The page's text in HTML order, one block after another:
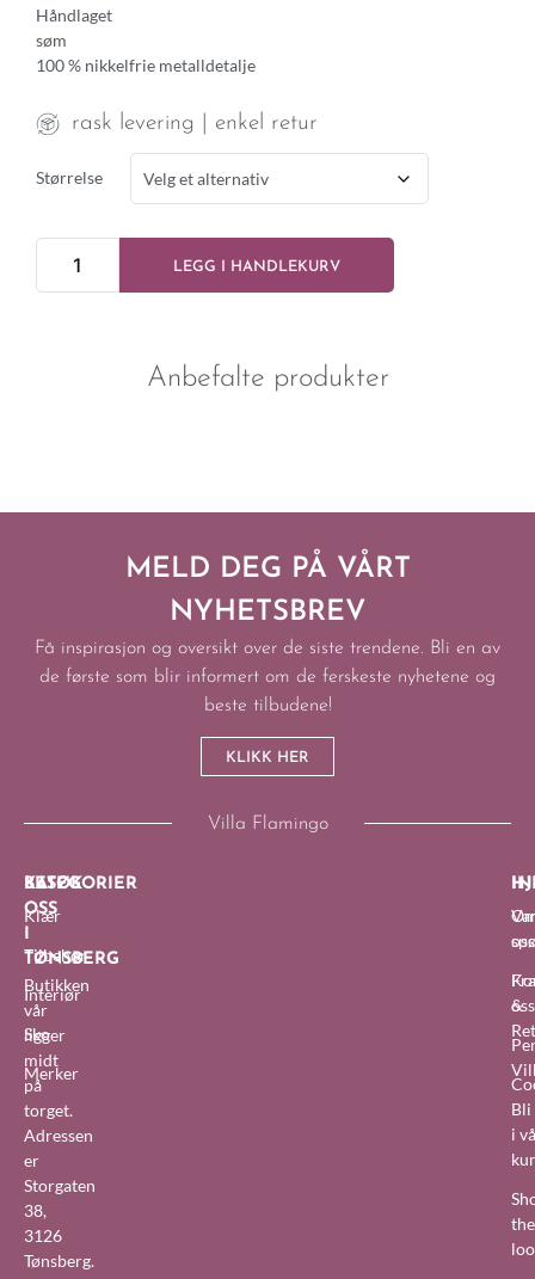
Håndlaget
søm
100 % nikkelfrie metalldetalje
rask levering | enkel retur
Størrelse
LEGG I HANDLEKURV
Anbefalte produkter
MELD DEG PÅ VÅRT
NYHETSBREV
Få inspirasjon og oversikt over de siste trendene. Bli en av
de første som blir informert om de ferskeste nyhetene og
beste tilbudene!
KLIKK HER
Villa Flamingo
BESØK
OSS
TØNSBERG
Butikken
vår
ligger
midt
på
torget.
Adressen
er
Storgaten
38,
3126
Tønsberg.
KATEGORIER
Klær
Tilbehør
Interiør
Sko
Merker
oss
&
Bli
i
the
oss